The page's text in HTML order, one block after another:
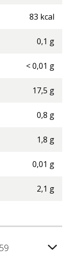
83 kcal
0,1 g
<0,01 g
17,5 g
0,8 g
1,8 g
0,01 g
2,1 g